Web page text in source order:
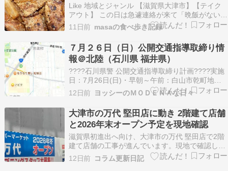
Like 地域とジャンル 【滋賀県大津市】【テイク
アウト】 この日は急遽連絡が来て「晩飯がない」
とのこと。帰り道のどこかでテイクアウトするつ
もりですが、どうせならポイントを効率良く貯め
られる（現在、ダイヤモンドランクなん […]
11日前 masaの食べ歩き記録
７月２６日（日）公開交通指導取締り情
報＠北陸（石川県 福井県）
????石川県警 公開交通指導取締り計画????実施
日：7月26日(日)・早朝～午前：白山市乾町地内
・信号無視違反取締り・午後：小松市白江町地内
・信号無視違反取締り・夕方～夜間：川北町橘地
内 ・信号無視違反取締り※計画が変更になる場合
があります ????️福井県警 公開交通…
12日前 ヨッシーのＭＯＤＥＮＡな日々
大津市の万代 堅田店に動き 2階建て店舗
と2026年末オープン予定を現地確認
滋賀県初進出へ向け、大津市の万代 堅田店で2階
建て店舗の工事が進んでいます。現地で確認した
年末オープン予定の掲示やテナント募集、建物の
様子を写真付きで紹介します。
12日前 コラム更新日記